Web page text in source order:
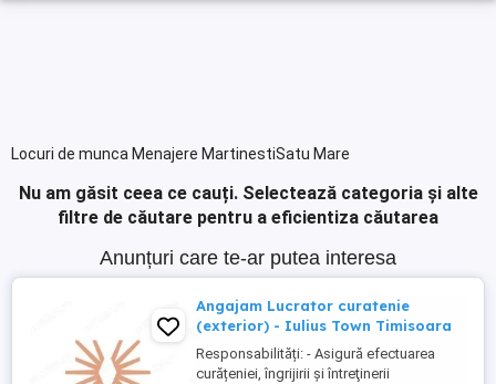
Locuri de munca Menajere MartinestiSatu Mare
Nu am găsit ceea ce cauți. Selectează categoria și alte
filtre de căutare pentru a eficientiza căutarea
Anunțuri care te-ar putea interesa
Angajam Lucrator curatenie
(exterior) - Iulius Town Timisoara
Responsabilități: - Asigură efectuarea
curățeniei, îngrijirii şi întreţinerii